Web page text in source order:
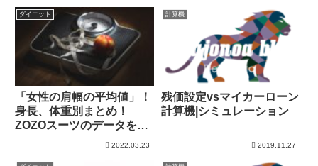
ダイエット
「女性の肩幅の平均値」！
身長、体重別まとめ！
ZOZOスーツのデータを分
2022.03.23
計算機
残価設定vsマイカーローン
計算機|シミュレーション
2019.11.27